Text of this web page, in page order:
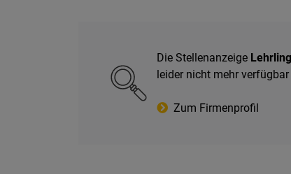
Die Stellenanzeige
leider nicht mehr
Zum Firmenprofil